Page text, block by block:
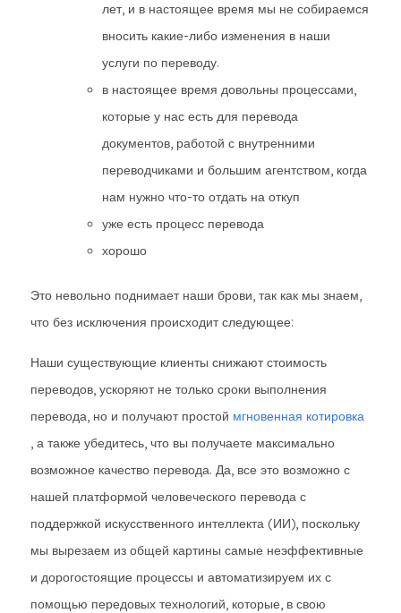
лет, и в настоящее время мы не собираемся
вносить какие-либо изменения в наши
услуги по переводу.
в настоящее время довольны процессами,
которые у нас есть для перевода
документов, работой с внутренними
переводчиками и большим агентством, когда
нам нужно что-то отдать на откуп
уже есть процесс перевода
хорошо
Это невольно поднимает наши брови, так как мы знаем,
что без исключения происходит следующее:
Наши существующие клиенты снижают стоимость
переводов, ускоряют не только сроки выполнения
перевода, но и получают простой мгновенная котировка
, а также убедитесь, что вы получаете максимально
возможное качество перевода. Да, все это возможно с
нашей платформой человеческого перевода с
поддержкой искусственного интеллекта (ИИ), поскольку
мы вырезаем из общей картины самые неэффективные
и дорогостоящие процессы и автоматизируем их с
помощью передовых технологий, которые, в свою